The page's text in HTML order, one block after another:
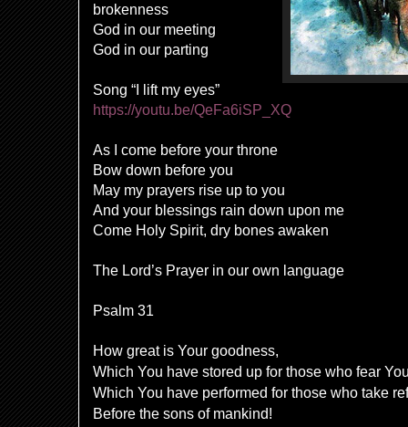
brokenness
God in our meeting
God in our parting
Song “I lift my eyes”
https://youtu.be/QeFa6iSP_XQ
As I come before your throne
Bow down before you
May my prayers rise up to you
And your blessings rain down upon me
Come Holy Spirit, dry bones awaken
The Lord’s Prayer in our own language
Psalm 31
How great is Your goodness,
Which You have stored up for those who fear
Which You have performed for those who take
Before the sons of mankind!